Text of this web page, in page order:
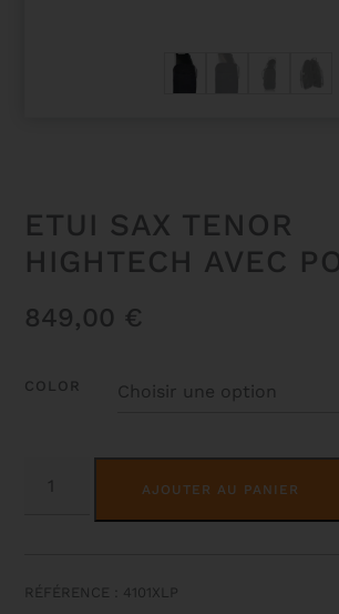
ETUI SAX TENOR
HIGHTECH AVEC
849,00 €
COLOR
QUANTITÉ
AJOUTER AU PANIER
RÉFÉRENCE : 4101XLP